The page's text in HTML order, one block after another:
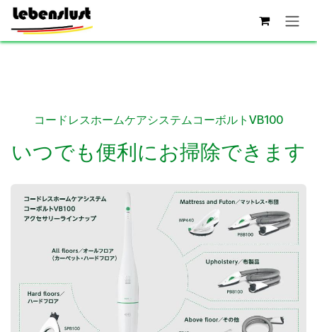
コンテンツへスキップ
コードレスホームケアシステムコーボルトVB100
いつでも便利にお掃除できます